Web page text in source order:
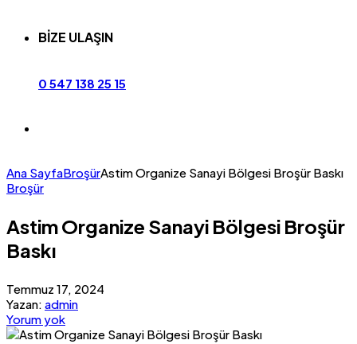
BİZE ULAŞIN
0 547 138 25 15
Ana SayfaBroşürAstim Organize Sanayi Bölgesi Broşür Baskı
Broşür
Astim Organize Sanayi Bölgesi Broşür
Baskı
Temmuz 17, 2024
Yazan: admin
Yorum yok